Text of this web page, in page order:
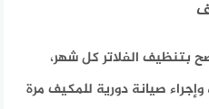
بتنظيف الفلاتر كل شهر،
صيانة دورية للمكيف مرة